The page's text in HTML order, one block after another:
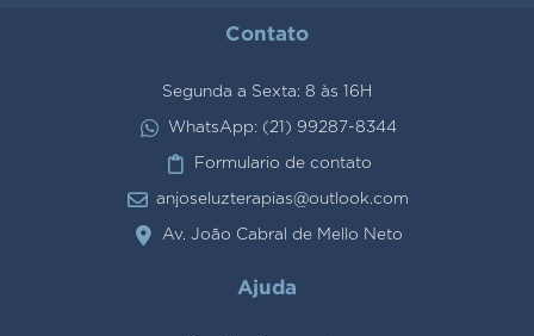
Contato
Segunda a Sexta: 8 às 16H
WhatsApp: (21) 99287-8344
Formulario de contato
anjoseluzterapias@outlook.com
Av. João Cabral de Mello Neto
Ajuda